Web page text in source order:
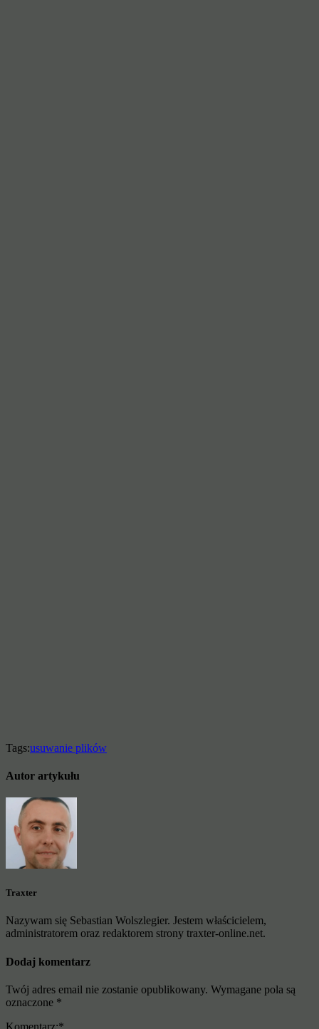
Tags:usuwanie plików
Autor artykułu
Traxter
Nazywam się Sebastian Wolszlegier. Jestem właścicielem,
administratorem oraz redaktorem strony traxter-online.net.
Dodaj komentarz
Twój adres email nie zostanie opublikowany. Wymagane pola są
oznaczone *
Komentarz:*